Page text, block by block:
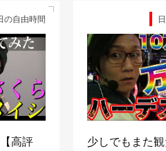
日直島田の優等生台TV
観たいと思って頂
↓日